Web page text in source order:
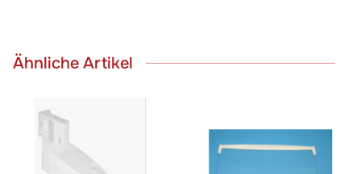
Ähnliche Artikel